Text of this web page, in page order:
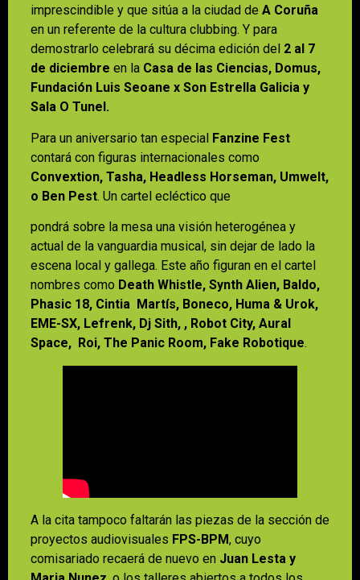
imprescindible y que sitúa a la ciudad de A Coruña
en un referente de la cultura clubbing. Y para
demostrarlo celebrará su décima edición del 2 al 7
de diciembre en la Casa de las Ciencias, Domus,
Fundación Luis Seoane x Son Estrella Galicia y
Sala O Tunel.
Para un aniversario tan especial Fanzine Fest
contará con figuras internacionales como
Convextion, Tasha, Headless Horseman, Umwelt,
o Ben Pest. Un cartel ecléctico que
pondrá sobre la mesa una visión heterogénea y
actual de la vanguardia musical, sin dejar de lado la
escena local y gallega. Este año figuran en el cartel
nombres como Death Whistle, Synth Alien, Baldo,
Phasic 18, Cintia Martís, Boneco, Huma & Urok,
EME-SX, Lefrenk, Dj Sith, , Robot City, Aural
Space, Roi, The Panic Room, Fake Robotique.
A la cita tampoco faltarán las piezas de la sección de
proyectos audiovisuales FPS-BPM, cuyo
comisariado recaerá de nuevo en Juan Lesta y